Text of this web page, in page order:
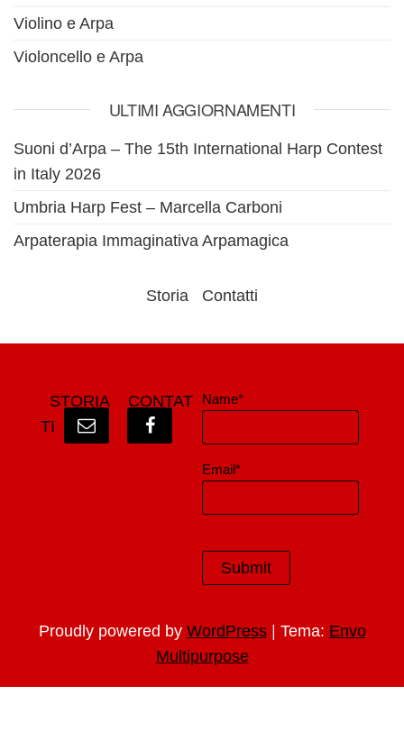
Violino e Arpa
Violoncello e Arpa
ULTIMI AGGIORNAMENTI
Suoni d’Arpa – The 15th International Harp Contest
in Italy 2026
Umbria Harp Fest – Marcella Carboni
Arpaterapia Immaginativa Arpamagica
Storia Contatti
STORIA
CONTAT
TI
Name*
Email*
Proudly powered by WordPress | Tema: Envo
Multipurpose